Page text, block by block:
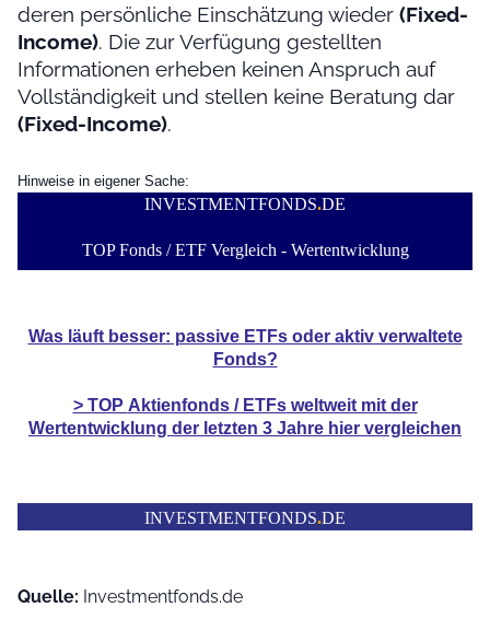
deren persönliche Einschätzung wieder (Fixed-
Income). Die zur Verfügung gestellten
Informationen erheben keinen Anspruch auf
Vollständigkeit und stellen keine Beratung dar
(Fixed-Income).
Hinweise in eigener Sache:
INVESTMENTFONDS.DE
TOP Fonds / ETF Vergleich - Wertentwicklung
Was läuft besser: passive ETFs oder aktiv verwaltete
Fonds?
> TOP Aktienfonds / ETFsweltweit mit der
Wertentwicklung der letzten 3 Jahre hier vergleichen
INVESTMENTFONDS.DE
Quelle: Investmentfonds.de